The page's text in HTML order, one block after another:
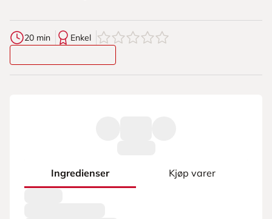
20 min Enkel 0av5stjerner
Ingredienser Kjøp varer